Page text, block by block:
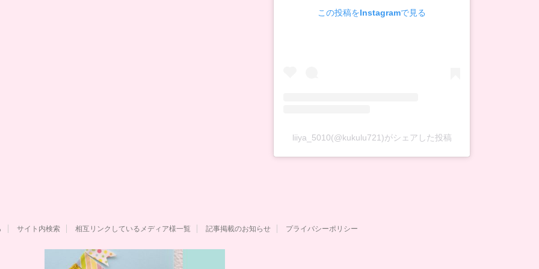
この投稿をInstagramで見る
liiya_5010(@kukulu721)がシェアした投稿
サイト内検索 相互リンクしているメディア様一覧 記事掲載のお知らせ プライバシーポリシー